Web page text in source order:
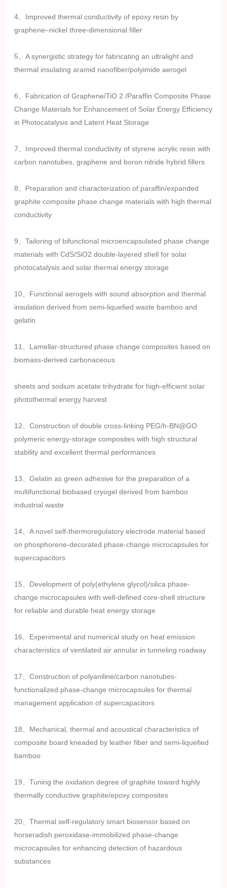
4、Improved thermal conductivity of epoxy resin by
graphene–nickel three-dimensional filler
5、A synergistic strategy for fabricating an ultralight and
thermal insulating aramid nanofiber/polyimide aerogel
6、Fabrication of Graphene/TiO 2 /Paraffin Composite Phase
Change Materials for Enhancement of Solar Energy Efficiency
in Photocatalysis and Latent Heat Storage
7、Improved thermal conductivity of styrene acrylic resin with
carbon nanotubes, graphene and boron nitride hybrid fillers
8、Preparation and characterization of paraffin/expanded
graphite composite phase change materials with high thermal
conductivity
9、Tailoring of bifunctional microencapsulated phase change
materials with CdS/SiO2 double-layered shell for solar
photocatalysis and solar thermal energy storage
10、Functional aerogels with sound absorption and thermal
insulation derived from semi-liquefied waste bamboo and
gelatin
11、Lamellar-structured phase change composites based on
biomass-derived carbonaceous
sheets and sodium acetate trihydrate for high-efficient solar
photothermal energy harvest
12、Construction of double cross-linking PEG/h-BN@GO
polymeric energy-storage composites with high structural
stability and excellent thermal performances
13、Gelatin as green adhesive for the preparation of a
multifunctional biobased cryogel derived from bamboo
industrial waste
14、A novel self-thermoregulatory electrode material based
on phosphorene-decorated phase-change microcapsules for
supercapacitors
15、Development of poly(ethylene glycol)/silica phase-
change microcapsules with well-defined core-shell structure
for reliable and durable heat energy storage
16、Experimental and numerical study on heat emission
characteristics of ventilated air annular in tunneling roadway
17、Construction of polyaniline/carbon nanotubes-
functionalized phase-change microcapsules for thermal
management application of supercapacitors
18、Mechanical, thermal and acoustical characteristics of
composite board kneaded by leather fiber and semi-liquefied
bamboo
19、Tuning the oxidation degree of graphite toward highly
thermally conductive graphite/epoxy composites
20、Thermal self-regulatory smart biosensor based on
horseradish peroxidase-immobilized phase-change
microcapsules for enhancing detection of hazardous
substances